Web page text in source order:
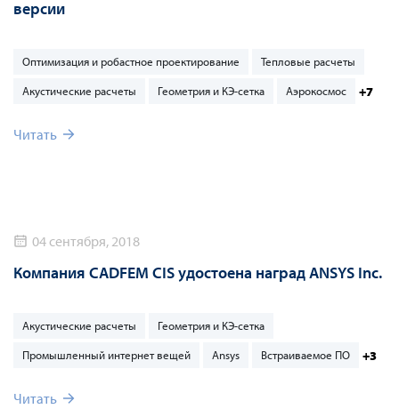
версии
Оптимизация и робастное проектирование Тепловые расчеты
Акустические расчеты Геометрия и КЭ-сетка Аэрокосмос +7
Читать
04 сентября, 2018
Компания CADFEM CIS удостоена наград ANSYS Inc.
Акустические расчеты Геометрия и КЭ-сетка
Промышленный интернет вещей Ansys Встраиваемое ПО +3
Читать